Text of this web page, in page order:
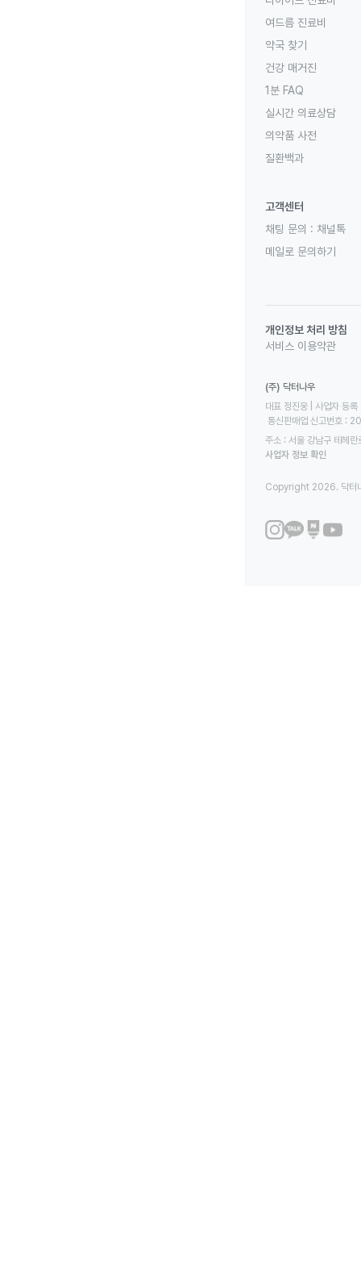
여드름 진료비
약국 찾기
건강 매거진
1분 FAQ
실시간 의료상담
의약품 사전
질환백과
고객센터
채팅 문의 : 채널톡
메일로 문의하기
개인정보 처리 방침
서비스 이용약관
(주) 닥터나우
대표 정진웅 | 사업자
통신판매업 신고번호
주소 : 서울 강남구 테헤
사업자 정보 확인
Copyright 2026. 닥터